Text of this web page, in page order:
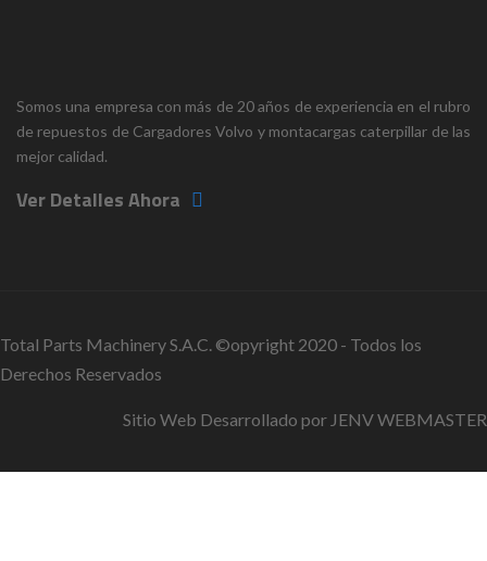
Somos una empresa con más de 20 años de experiencia en el rubro
de repuestos de Cargadores Volvo y montacargas caterpillar de las
mejor calidad.
Ver Detalles Ahora
Total Parts Machinery S.A.C. ©opyright 2020 - Todos los
Derechos Reservados
Sitio Web Desarrollado por JENV WEBMASTER